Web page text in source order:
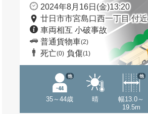
2024年8月16日(金)13:20
廿日市市宮島口西一丁目 付近
車両相互 小破事故
普通貨物車(2)
死亡(0) 負傷(1)
35～44歳
他
晴
幅13.0～
19.5m
他